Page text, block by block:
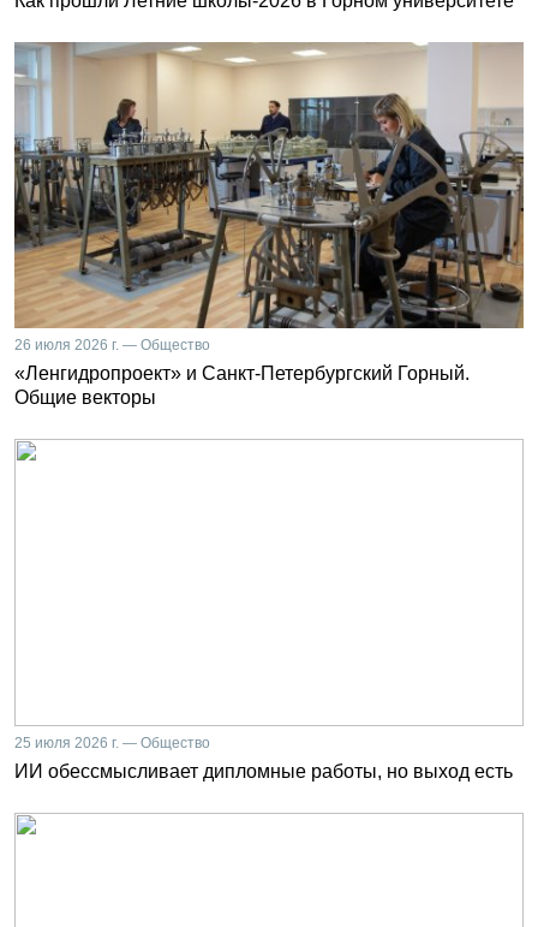
26 июля 2026 г. — Общество
«Ленгидропроект» и Санкт-Петербургский Горный.
Общие векторы
25 июля 2026 г. — Общество
ИИ обессмысливает дипломные работы, но выход есть